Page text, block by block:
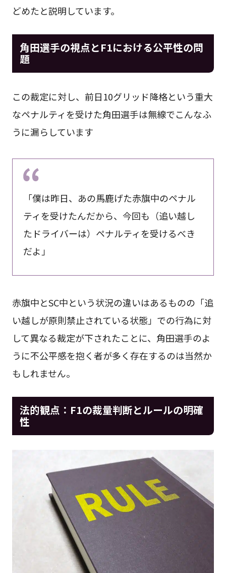
どめたと説明しています。
角田選手の視点とF1における公平性の問
題
この裁定に対し、前日10グリッド降格という重大
なペナルティを受けた角田選手は無線でこんなふ
うに漏らしています
「僕は昨日、あの馬鹿げた赤旗中のペナル
ティを受けたんだから、今回も（追い越し
たドライバーは）ペナルティを受けるべき
だよ」
赤旗中とSC中という状況の違いはあるものの「追
い越しが原則禁止されている状態」での行為に対
して異なる裁定が下されたことに、角田選手のよ
うに不公平感を抱く者が多く存在するのは当然か
もしれません。
法的観点：F1の裁量判断とルールの明確
性